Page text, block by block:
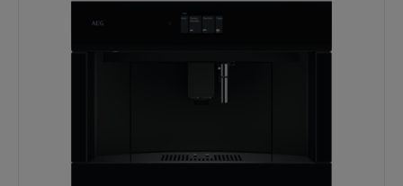
Mina sidor